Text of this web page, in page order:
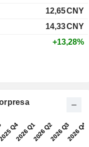
12,65CNY
14,33CNY
+13,28%